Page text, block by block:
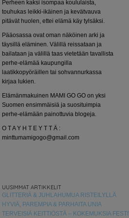
Perheen kaksi isompaa koululaista,
touhukas leikki-ikäinen ja kevätvauva
pitävät huolen, ettei elämä käy tylsäksi.
Pääosassa ovat oman näköinen arki ja
täysillä eläminen. Välillä reissataan ja
bailataan ja välillä taas vietetään tavallista
perhe-elämää kaupungilla
laatikkopyöräillen tai sohvannurkassa
kirjaa lukien.
Elämänmakuinen MAMI GO GO on yksi
Suomen ensimmäisiä ja suosituimpia
perhe-elämään painottuvia blogeja.
O T A Y H T E Y T T Ä :
minttumamigogo@gmail.com
UUSIMMAT ARTIKKELIT
GLITTERIÄ & JUHLAHUMUA RISTEILYLLÄ
HYVIÄ, PAREMPIA & PARHAITA UNIA
TERVEISIÄ KEITTIÖSTÄ – KOKEMUKSIA